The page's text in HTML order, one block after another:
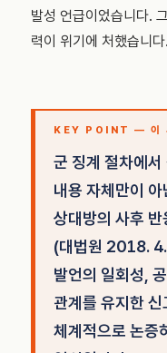
발성 언급이었습니다.
력이 위기에 처했습니다.
KEY POINT — 이
군 징계 절차에서
내용 자체만이 아
상대방의 사후
(대법원 2018.
발언의 일회성,
관계를 유지한
체계적으로 논증